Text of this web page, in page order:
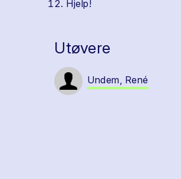
Hjelp!
Utøvere
Undem, René